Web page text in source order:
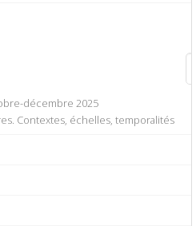
décembre 2025
Contextes, échelles, temporalités